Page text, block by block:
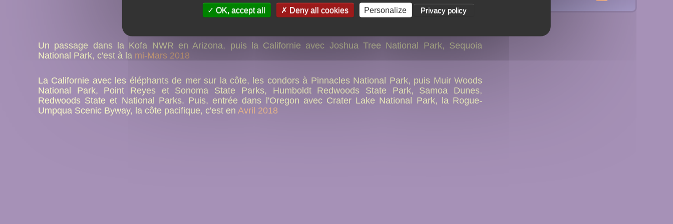
Un passage dans la Kofa NWR en Arizona, puis la Californie avec Joshua Tree National Park, Sequoia
National Park, c'est à la mi-Mars 2018
La Californie avec les éléphants de mer sur la côte, les condors à Pinnacles National Park, puis Muir Woods
National Park, Point Reyes et Sonoma State Parks, Humboldt Redwoods State Park, Samoa Dunes,
Redwoods State et National Parks. Puis, entrée dans l'Oregon avec Crater Lake National Park, la Rogue-
Umpqua Scenic Byway, la côte pacifique, c'est en Avril 2018
OK, accept all Deny all cookies Personalize Privacy policy